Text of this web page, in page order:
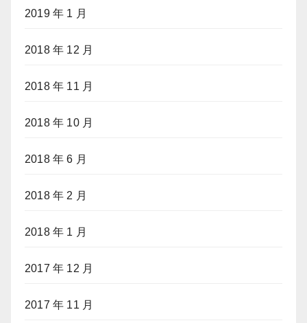
2019 年 1 月
2018 年 12 月
2018 年 11 月
2018 年 10 月
2018 年 6 月
2018 年 2 月
2018 年 1 月
2017 年 12 月
2017 年 11 月